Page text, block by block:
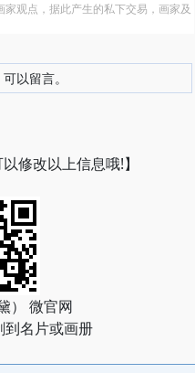
观点，据此产生的私下交易，画家及
以留言。
修改以上信息哦!】
） 微官网
到名片或画册